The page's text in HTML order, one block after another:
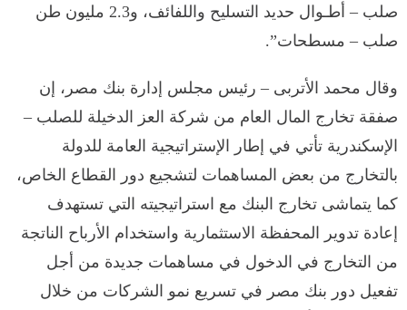
صلب – أطـوال حديد التسليح واللفائف، و2.3 مليون طن
صلب – مسطحات”.
وقال محمد الأتربى – رئيس مجلس إدارة بنك مصر، إن
صفقة تخارج المال العام من شركة العز الدخيلة للصلب –
الإسكندرية تأتي في إطار الإستراتيجية العامة للدولة
بالتخارج من بعض المساهمات لتشجيع دور القطاع الخاص،
كما يتماشى تخارج البنك مع استراتيجيته التي تستهدف
إعادة تدوير المحفظة الاستثمارية واستخدام الأرباح الناتجة
من التخارج في الدخول في مساهمات جديدة من أجل
تفعيل دور بنك مصر في تسريع نمو الشركات من خلال